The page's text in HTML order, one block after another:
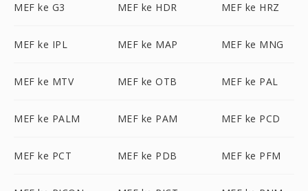
MEF ke G3 MEF ke HDR MEF ke HRZ
MEF ke IPL MEF ke MAP MEF ke MNG
MEF ke MTV MEF ke OTB MEF ke PAL
MEF ke PALM MEF ke PAM MEF ke PCD
MEF ke PCT MEF ke PDB MEF ke PFM